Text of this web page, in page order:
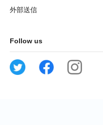
外部送信
Follow us